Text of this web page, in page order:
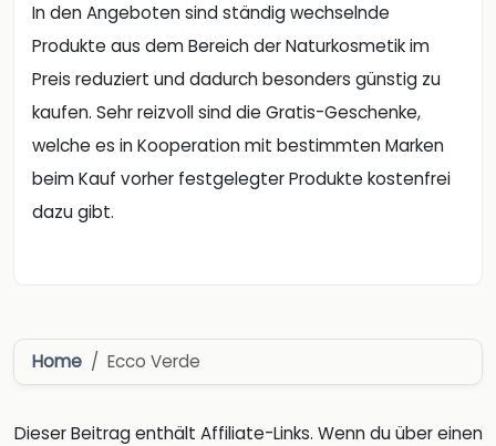
In den Angeboten sind ständig wechselnde
Produkte aus dem Bereich der Naturkosmetik im
Preis reduziert und dadurch besonders günstig zu
kaufen. Sehr reizvoll sind die Gratis-Geschenke,
welche es in Kooperation mit bestimmten Marken
beim Kauf vorher festgelegter Produkte kostenfrei
dazu gibt.
Home Ecco Verde
Dieser Beitrag enthält Affiliate-Links. Wenn du über einen